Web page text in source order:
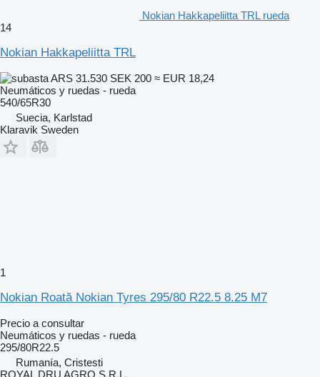
Nokian Hakkapeliitta TRL rueda
14
Nokian Hakkapeliitta TRL
ARS 31.530 SEK 200 ≈ EUR 18,24
Neumáticos y ruedas - rueda
540/65R30
Suecia, Karlstad
Klaravik Sweden
1
Nokian Roată Nokian Tyres 295/80 R22.5 8.25 M7
Precio a consultar
Neumáticos y ruedas - rueda
295/80R22.5
Rumanía, Cristesti
ROYAL DRU AGRO S.R.L.